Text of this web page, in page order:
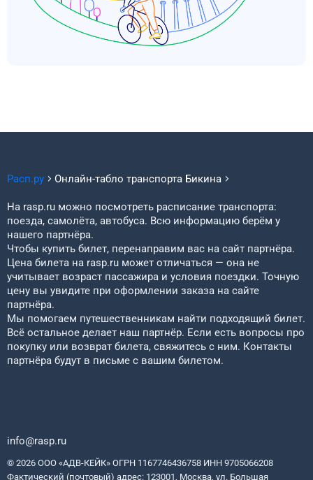
Расп.ру Онлайн-табло транспорта Бикина
На rasp.ru можно посмотреть расписание транспорта:
поезда, самолёта, автобуса. Всю информацию берём у
нашего партнёра.
Чтобы купить билет, перенаправим вас на сайт партнёра.
Цена билета на rasp.ru может отличаться — она не
учитывает возраст пассажира и условия поездки. Точную
цену вы увидите при оформлении заказа на сайте
партнёра.
Мы помогаем путешественникам найти подходящий билет.
Всё остальное делает наш партнёр. Если есть вопросы про
покупку или возврат билета, свяжитесь с ним. Контакты
партнёра будут в письме с вашим билетом.
info@rasp.ru
© 2026 ООО «АДВ-КЕЙК» ОГРН 1167746436758 ИНН 9705066208
Фактический (почтовый) адрес: 123001, Москва, ул. Большая